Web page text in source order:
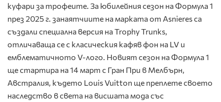
куфари за трофеите. За юбилейния сезон на Формула 1
през 2025 г. занаятчиите на марката от Asnieres са
създали специална версия на Trophy Trunks,
отличаваща се с класическия кафяв фон на LV и
емблематичното V-лого. Новият сезон на Формула 1
ще стартира на 14 март с Гран При в Мелбърн,
Австралия, където Louis Vuitton ще преплете своето
наследство в света на висшата мода със